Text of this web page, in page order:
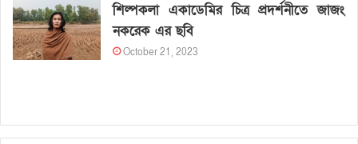
শিল্পকলা একাডেমির চিত্র প্রদর্শনীতে জাজং
নকরেক এর ছবি
October 21, 2023